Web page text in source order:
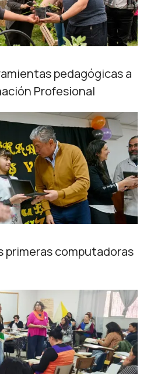
pedagógicas a
Profesional
primeras computadoras